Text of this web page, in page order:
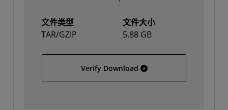
文件类型
TAR/GZIP
文件大小
5.88 GB
Verify Download Vivado HLx 2018.2